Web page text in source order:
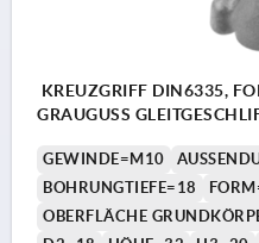
KREUZGRIFF DIN6335,
GRAUGUSS
GEWINDE=M10
BOHRUNGTIEFE=18
OBERFLÄCHE